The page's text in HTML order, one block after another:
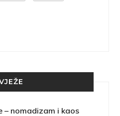
– nomadizam i kaos